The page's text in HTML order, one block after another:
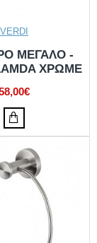
VERDI
ΜΕΓΑΛΟ -
ΧΡΩΜΕ